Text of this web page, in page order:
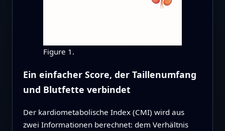
Figure 1.
Ein einfacher Score, der Taillenumfang
und Blutfette verbindet
Der kardiometabolische Index (CMI) wird aus
zwei Informationen berechnet: dem Verhältnis